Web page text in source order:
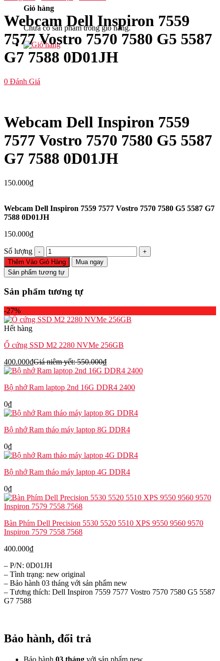
Giỏ hàng
Chưa có sản phẩm trong giỏ hàng.
Webcam Dell Inspiron 7559
7577 Vostro 7570 7580 G5 5587
G7 7588 0D01JH
0 Đánh Giá
Webcam Dell Inspiron 7559
7577 Vostro 7570 7580 G5 5587
G7 7588 0D01JH
150.000₫
Webcam Dell Inspiron 7559 7577 Vostro 7570 7580 G5 5587 G7
7588 0D01JH
150.000₫
Số lượng
Webcam
Dell
Inspiron
7559
Vostro
G5
7588
0D01JH
số
lượng
Thêm Vào Giỏ Hàng
Mua ngay
Sản phẩm tương tự
Sản phẩm tương tự
-27%
Hết hàng
Ổ cứng SSD M2 2280 NVMe 256GB
400.000₫Giá niêm yết:550.000₫
Bộ nhớ Ram laptop 2nd 16G DDR4 2400
0₫
Bộ nhớ Ram tháo máy laptop 8G DDR4
0₫
Bộ nhớ Ram tháo máy laptop 4G DDR4
0₫
Bàn Phím Dell Precision 5530 5520 5510 XPS 9550 9560 9570
Inspiron 7579 7558 7568
400.000₫
– P/N: 0D01JH
– Tình trạng: new original
– Bảo hành 03 tháng với sản phẩm new
– Tương thích: Dell Inspiron 7559 7577 Vostro 7570 7580 G5 5587
G7 7588
Bảo hành, đổi trả
Bảo hành 03 tháng với sản phẩm new